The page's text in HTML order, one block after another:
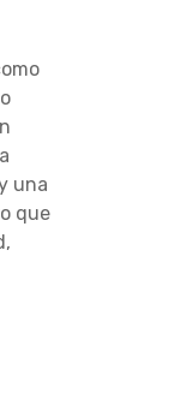
una
que